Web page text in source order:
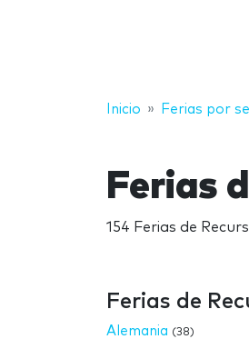
Inicio Ferias por
Ferias
154 Ferias de
Ferias de
Alemania (38)